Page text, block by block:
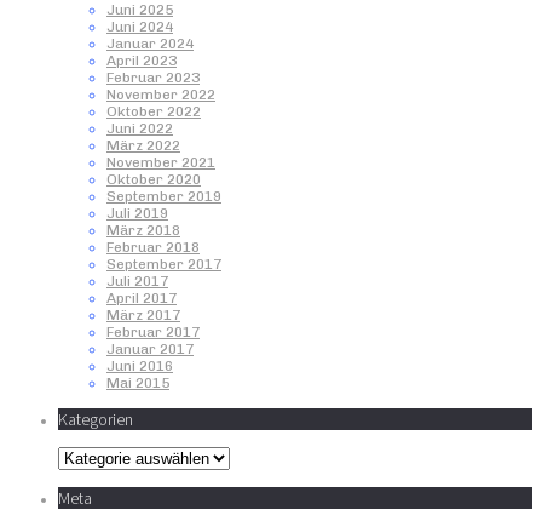
Juni 2025
Juni 2024
Januar 2024
April 2023
Februar 2023
November 2022
Oktober 2022
Juni 2022
März 2022
November 2021
Oktober 2020
September 2019
Juli 2019
März 2018
Februar 2018
September 2017
Juli 2017
April 2017
März 2017
Februar 2017
Januar 2017
Juni 2016
Mai 2015
Kategorien
Kategorien
Meta